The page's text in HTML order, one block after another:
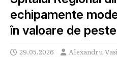
echipamente
în valoare de
29.05.2026 Alexandru